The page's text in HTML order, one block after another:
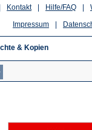
Hilfe/FAQ
Kontakt
Impressum
& Kopien